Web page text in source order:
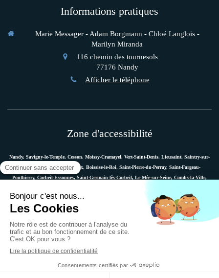
Informations pratiques
Marie Messager - Adam Borgmann - Chloé Langlois -
Marilyn Miranda
116 chemin des tournesols
77176 Nandy
Afficher le téléphone
Zone d'accessibilité
Nandy, Savigny-le-Temple, Cesson, Moissy-Cramayel, Vert-Saint-Denis, Lieusaint, Saintry-sur-
Seine, Le Coudray-Montceaux, Boissise-le-Roi, Saint-Pierre-du-Perray, Saint-Fargeau-
Ponthierry, Corbeil-Essonnes, Saint-Germain-lès-Corbeil, Le Mée-sur-Seine, Combs-la-Ville,
Boussy-Saint-Antoine, etc.
Plan du site
Ostéopathe Versailles